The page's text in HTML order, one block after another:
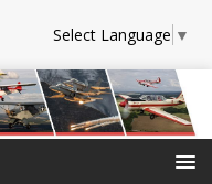
Select Language ▼